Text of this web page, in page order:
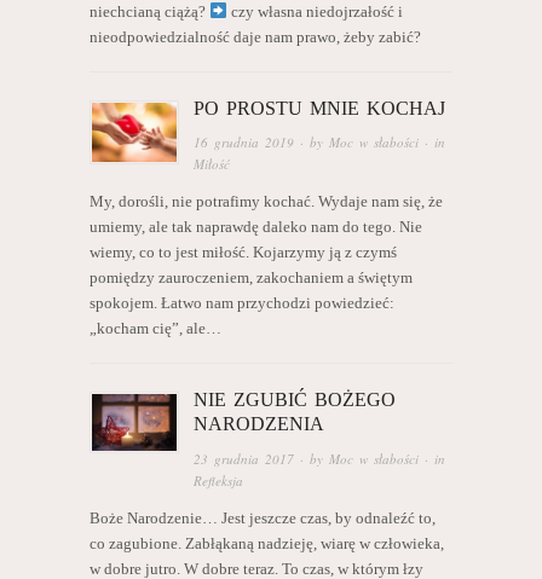
niechcianą ciążą?
czy własna niedojrzałość i
nieodpowiedzialność daje nam prawo, żeby zabić?
PO PROSTU MNIE KOCHAJ
16 grudnia 2019 · byMoc w słabości · in
Miłość
My, dorośli, nie potrafimy kochać. Wydaje nam się, że
umiemy, ale tak naprawdę daleko nam do tego. Nie
wiemy, co to jest miłość. Kojarzymy ją z czymś
pomiędzy zauroczeniem, zakochaniem a świętym
spokojem. Łatwo nam przychodzi powiedzieć:
„kocham cię”, ale…
NIE ZGUBIĆ BOŻEGO
NARODZENIA
23 grudnia 2017 · by Moc w słabości · in
Refleksja
Boże Narodzenie… Jest jeszcze czas, by odnaleźć to,
co zagubione. Zabłąkaną nadzieję, wiarę w człowieka,
w dobre jutro. W dobre teraz. To czas, w którym łzy